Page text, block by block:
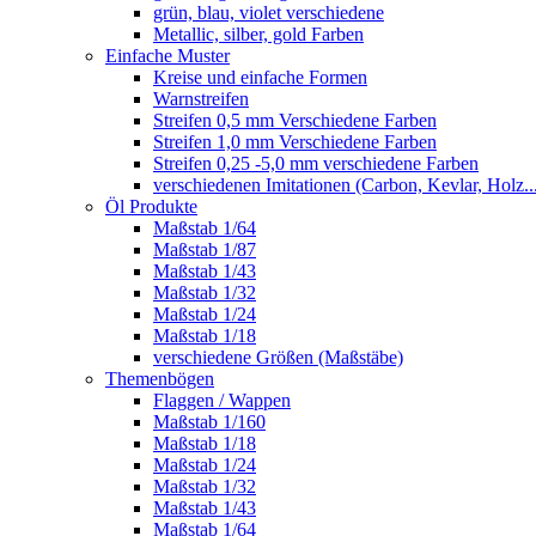
grün, blau, violet verschiedene
Metallic, silber, gold Farben
Einfache Muster
Kreise und einfache Formen
Warnstreifen
Streifen 0,5 mm Verschiedene Farben
Streifen 1,0 mm Verschiedene Farben
Streifen 0,25 -5,0 mm verschiedene Farben
verschiedenen Imitationen (Carbon, Kevlar,
Öl Produkte
Maßstab 1/64
Maßstab 1/87
Maßstab 1/43
Maßstab 1/32
Maßstab 1/24
Maßstab 1/18
verschiedene Größen (Maßstäbe)
Themenbögen
Flaggen / Wappen
Maßstab 1/160
Maßstab 1/18
Maßstab 1/24
Maßstab 1/32
Maßstab 1/43
Maßstab 1/64